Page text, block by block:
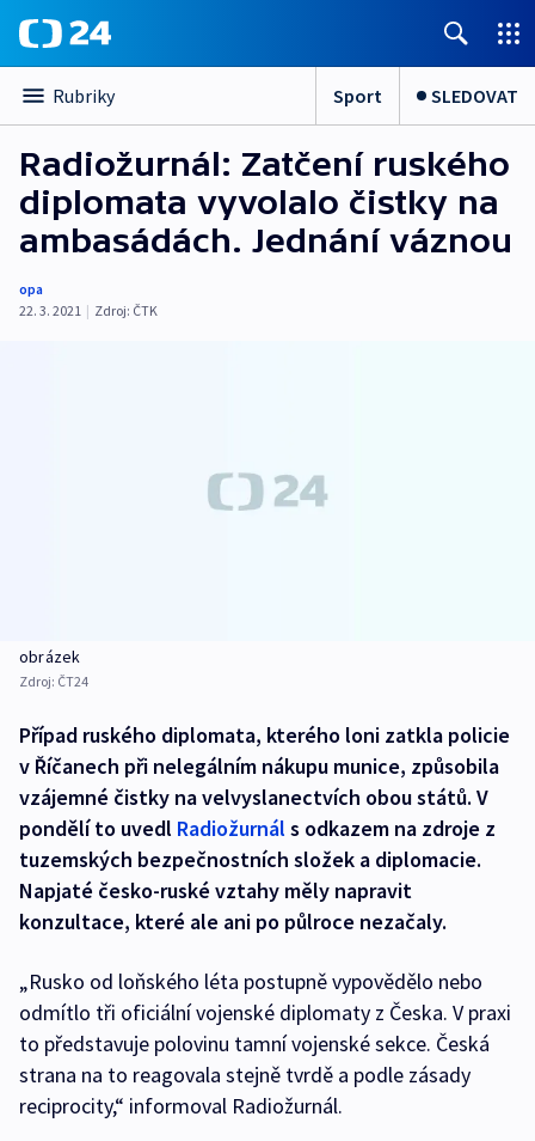
Rubriky Sport SLEDOVAT
Radiožurnál: Zatčení ruského
diplomata vyvolalo čistky na
ambasádách. Jednání váznou
opa
22. 3. 2021 | Zdroj: ČTK
obrázek
Zdroj: ČT24
Případ ruského diplomata, kterého loni zatkla policie
v Říčanech při nelegálním nákupu munice, způsobila
vzájemné čistky na velvyslanectvích obou států. V
pondělí to uvedl Radiožurnál s odkazem na zdroje z
tuzemských bezpečnostních složek a diplomacie.
Napjaté česko-ruské vztahy měly napravit
konzultace, které ale ani po půlroce nezačaly.
„Rusko od loňského léta postupně vypovědělo nebo
odmítlo tři oficiální vojenské diplomaty z Česka. V praxi
to představuje polovinu tamní vojenské sekce. Česká
strana na to reagovala stejně tvrdě a podle zásady
reciprocity,“ informoval Radiožurnál.